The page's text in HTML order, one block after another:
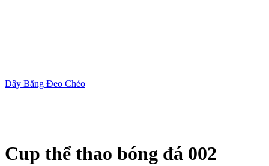
Dây Băng Đeo Chéo
Cup thể thao bóng đá 002